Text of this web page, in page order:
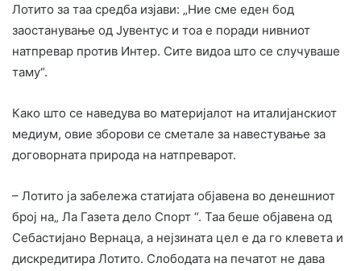
Лотито за таа средба изјави: „Ние сме еден бод
заостанување од Јувентус и тоа е поради нивниот
натпревар против Интер. Сите видоа што се случуваше
таму“.
Како што се наведува во материјалот на италијанскиот
медиум, овие зборови се сметале за навестување за
договорната природа на натпреварот.
– Лотито ја забележа статијата објавена во денешниот
број на„ Ла Газета дело Спорт “. Таа беше објавена од
Себастијано Вернаца, а нејзината цел е да го клевета и
дискредитира Лотито. Слободата на печатот не дава